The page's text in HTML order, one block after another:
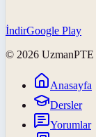
İndirGoogle Play
© 2026 UzmanPTE
Anasayfa
Dersler
Yorumlar